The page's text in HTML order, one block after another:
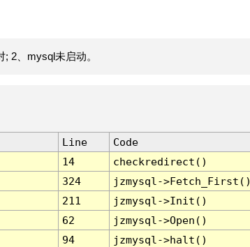
2、mysql未启动。
Line
Code
14
checkredirect()
324
jzmysql-
211
jzmysql->Init()
62
jzmysql->Open()
94
jzmysql->halt()